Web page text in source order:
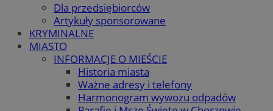
Dla przedsiębiorców
Artykuły sponsorowane
KRYMINALNE
MIASTO
INFORMACJE O MIEŚCIE
Historia miasta
Ważne adresy i telefony
Harmonogram wywozu odpadów